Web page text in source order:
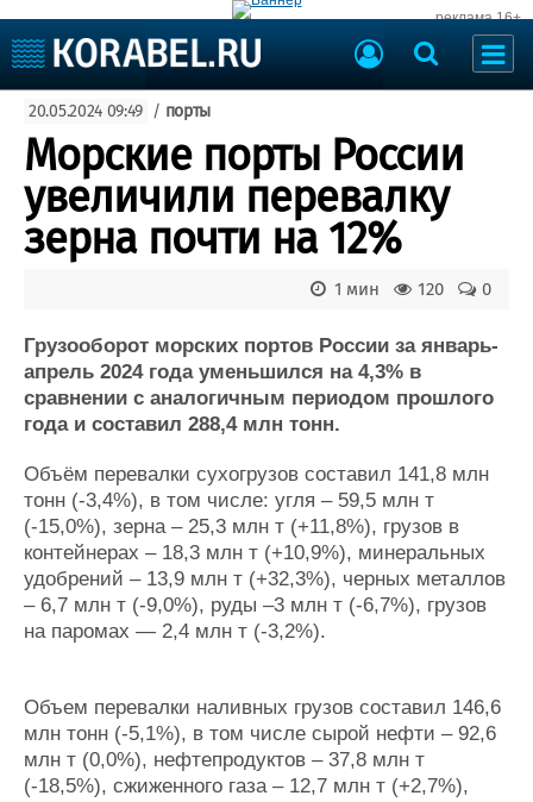
реклама 16+
Судоходство
Судоремонт
События
Пресс-релизы
Порты
Рыболовство
ВМФ
Образование
Судостроение
Пульс
Новости
Компании
Репутация
Работа
Крюинг
Журнал
Реклама
Торговая площадка
Доска объявлений
Продажа флота
Оборудование
Изделия
Материалы
Услуги
Личности
Словарь
Форум
Отзывы
Все службы
20.05.2024 09:49 / порты
Морские порты России
увеличили перевалку
зерна почти на 12%
0
120
1 мин
Грузооборот морских портов России за январь-
апрель 2024 года уменьшился на 4,3% в
сравнении с аналогичным периодом прошлого
года и составил 288,4 млн тонн.
Объём перевалки сухогрузов составил 141,8 млн
тонн (-3,4%), в том числе: угля – 59,5 млн т
(-15,0%), зерна – 25,3 млн т (+11,8%), грузов в
контейнерах – 18,3 млн т (+10,9%), минеральных
удобрений – 13,9 млн т (+32,3%), черных металлов
– 6,7 млн т (-9,0%), руды –3 млн т (-6,7%), грузов
на паромах — 2,4 млн т (-3,2%).
Объем перевалки наливных грузов составил 146,6
млн тонн (-5,1%), в том числе сырой нефти – 92,6
млн т (0,0%), нефтепродуктов – 37,8 млн т
(-18,5%), сжиженного газа – 12,7 млн т (+2,7%),